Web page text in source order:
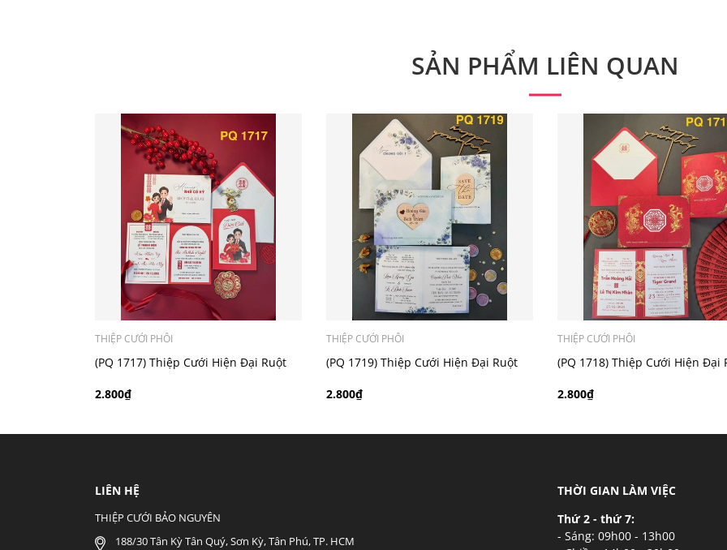
- Mẫu dưới 3000 giá chưa bao gồm bản đồ, quý khách có nhu cầu in bản đồ sẽ có mức phí 300 - 500
SẢN PHẨM LIÊN QUAN
THIỆP CƯỚI PHÔI
(PQ 1717) Thiệp Cưới Hiện Đại Ruột
2.800₫
THIỆP CƯỚI PHÔI
(PQ 1719) Thiệp Cưới Hiện Đại Ruột
2.800₫
THIỆP CƯỚI PHÔI
(PQ 1718) Thiệp Cưới Hiện Đại
2.800₫
LIÊN HỆ
THIỆP CƯỚI BẢO NGUYÊN
188/30 Tân Kỳ Tân Quý, Sơn Kỳ, Tân Phú, TP. HCM
THỜI GIAN LÀM VIỆC
Thứ 2 - thứ 7:
- Sáng: 09h00 - 13h00